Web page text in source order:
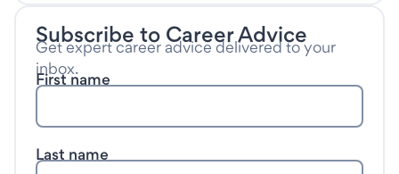
Subscribe to Career Advice
Get expert career advice delivered to your
inbox.
First name
Last name